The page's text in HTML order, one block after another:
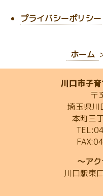
プライバシーポリシー
ホーム
川口市子
〒
埼玉県
本町三
～ア
川口駅東